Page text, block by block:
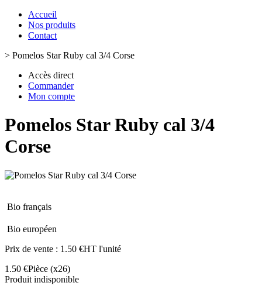
Accueil
Nos produits
Contact
> Pomelos Star Ruby cal 3/4 Corse
Accès direct
Commander
Mon compte
Pomelos Star Ruby cal 3/4
Corse
Bio français
Bio européen
Prix de vente : 1.50 €HT l'unité
1.50 €Pièce (x26)
Produit indisponible